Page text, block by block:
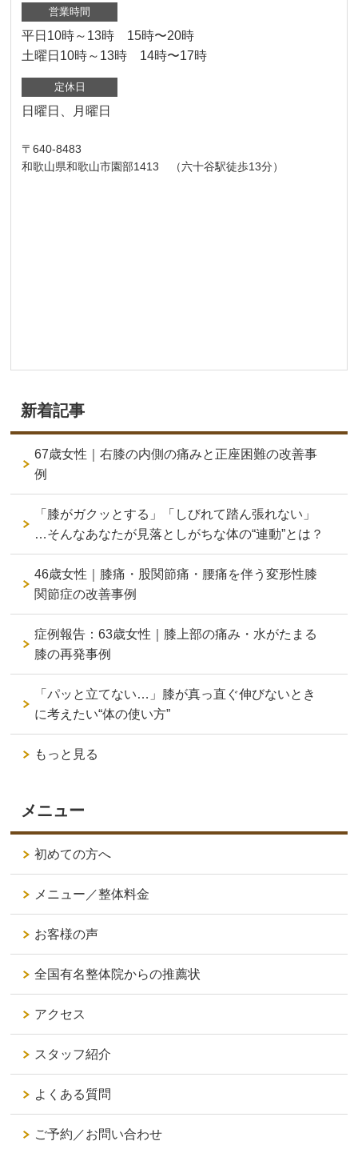
営業時間
平日10時～13時 15時〜20時
土曜日10時～13時 14時〜17時
定休日
日曜日、月曜日
〒640-8483
和歌山県和歌山市園部1413 （六十谷駅徒歩13分）
新着記事
67歳女性｜右膝の内側の痛みと正座困難の改善事
例
「膝がガクッとする」「しびれて踏ん張れない」
…そんなあなたが見落としがちな体の“連動”とは？
46歳女性｜膝痛・股関節痛・腰痛を伴う変形性膝
関節症の改善事例
症例報告：63歳女性｜膝上部の痛み・水がたまる
膝の再発事例
「パッと立てない…」膝が真っ直ぐ伸びないとき
に考えたい“体の使い方”
もっと見る
メニュー
初めての方へ
メニュー／整体料金
お客様の声
全国有名整体院からの推薦状
アクセス
スタッフ紹介
よくある質問
ご予約／お問い合わせ